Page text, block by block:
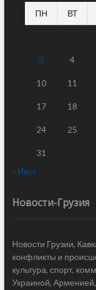
ПН ВТ
3 4
10 11
17 18
24 25
31
« Июл
Новости-Грузия
Новости Грузии,
конфликты и
культура, спорт,
Украиной,